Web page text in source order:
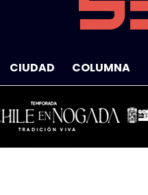
CIUDAD COLUMNA